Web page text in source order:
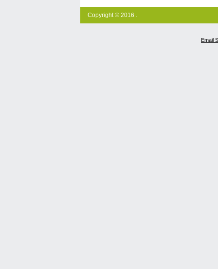
Copyright © 2016 .
Email